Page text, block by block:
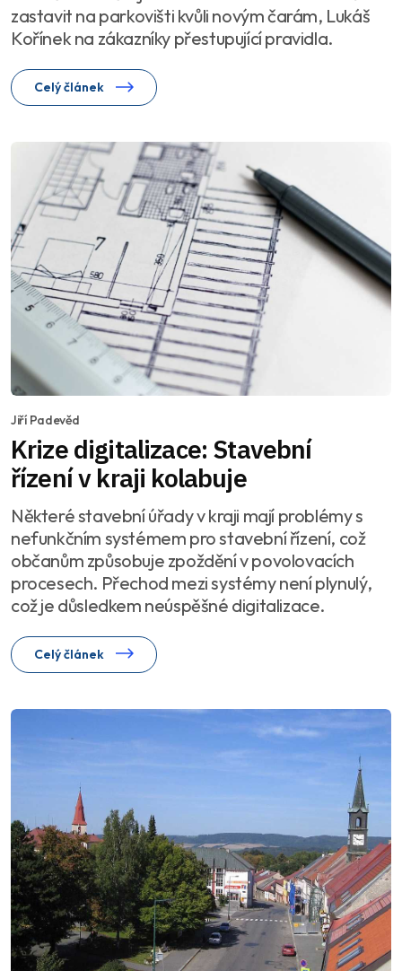
zastavit na parkovišti kvůli novým čarám, Lukáš
Kořínek na zákazníky přestupující pravidla.
Celý článek
Jiří Padevěd
Krize digitalizace: Stavební
řízení v kraji kolabuje
Některé stavební úřady v kraji mají problémy s
nefunkčním systémem pro stavební řízení, což
občanům způsobuje zpoždění v povolovacích
procesech. Přechod mezi systémy není plynulý,
což je důsledkem neúspěšné digitalizace.
Celý článek